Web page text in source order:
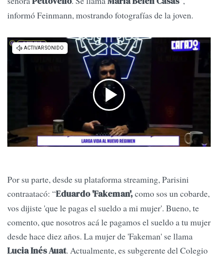
informó Feinmann, mostrando fotografías de la joven.
Por su parte, desde su plataforma streaming, Parisini
contraatacó: “Eduardo 'Fakeman',como sos un cobarde,
vos dijiste 'que le pagas el sueldo a mi mujer'. Bueno, te
comento, que nosotros acá le pagamos el sueldo a tu mujer
desde hace diez años. La mujer de 'Fakeman' se llama
Lucia Inés Auat. Actualmente, es subgerente del Colegio